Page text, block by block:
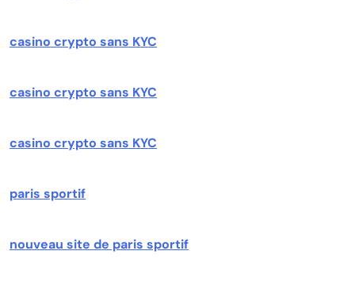
casino crypto sans KYC
casino crypto sans KYC
casino crypto sans KYC
paris sportif
nouveau site de paris sportif